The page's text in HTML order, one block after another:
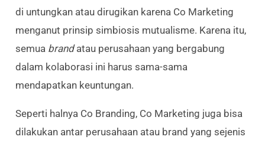
di untungkan atau dirugikan karena Co Marketing
menganut prinsip simbiosis mutualisme. Karena itu,
semua brandatau perusahaan yang bergabung
dalam kolaborasi ini harus sama-sama
mendapatkan keuntungan.
Seperti halnya Co Branding, Co Marketing juga bisa
dilakukan antar perusahaan atau brand yang sejenis